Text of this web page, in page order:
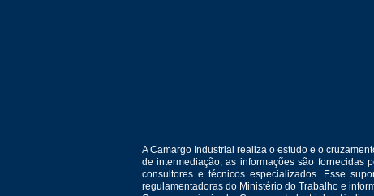
A Camargo Industrial realiza o estudo e o
de intermediação, as informações são fornecidas
consultores e técnicos especializados. Esse
regulamentadoras do Ministério do Trabalho e